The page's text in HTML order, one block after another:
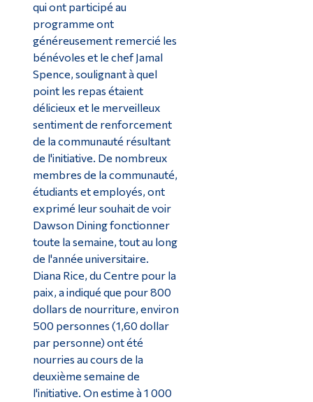
qui ont participé au
programme ont
généreusement remercié les
bénévoles et le chef Jamal
Spence, soulignant à quel
point les repas étaient
délicieux et le merveilleux
sentiment de renforcement
de la communauté résultant
de l'initiative. De nombreux
membres de la communauté,
étudiants et employés, ont
exprimé leur souhait de voir
Dawson Dining fonctionner
toute la semaine, tout au long
de l'année universitaire.
Diana Rice, du Centre pour la
paix, a indiqué que pour 800
dollars de nourriture, environ
500 personnes (1,60 dollar
par personne) ont été
nourries au cours de la
deuxième semaine de
l'initiative. On estime à 1 000